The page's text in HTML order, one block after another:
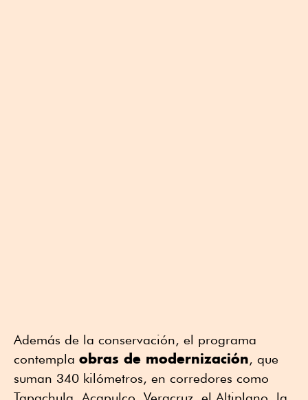
Además de la conservación, el programa
contempla obras de modernización, que
suman 340 kilómetros, en corredores como